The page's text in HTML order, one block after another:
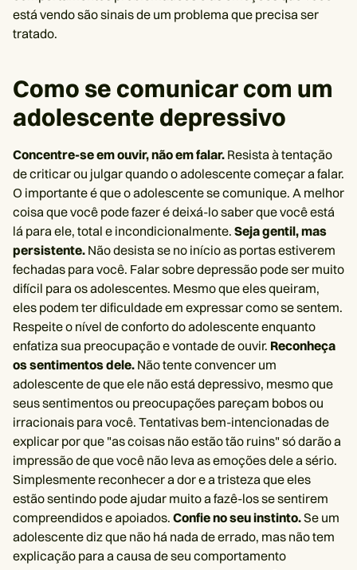
está vendo são sinais de um problema que precisa ser
tratado.
Como se comunicar com um
adolescente depressivo
Concentre-se em ouvir, não em falar. Resista à tentação
de criticar ou julgar quando o adolescente começar a falar.
O importante é que o adolescente se comunique. A melhor
coisa que você pode fazer é deixá-lo saber que você está
lá para ele, total e incondicionalmente. Seja gentil, mas
persistente. Não desista se no início as portas estiverem
fechadas para você. Falar sobre depressão pode ser muito
difícil para os adolescentes. Mesmo que eles queiram,
eles podem ter dificuldade em expressar como se sentem.
Respeite o nível de conforto do adolescente enquanto
enfatiza sua preocupação e vontade de ouvir. Reconheça
os sentimentos dele. Não tente convencer um
adolescente de que ele não está depressivo, mesmo que
seus sentimentos ou preocupações pareçam bobos ou
irracionais para você. Tentativas bem-intencionadas de
explicar por que "as coisas não estão tão ruins" só darão a
impressão de que você não leva as emoções dele a sério.
Simplesmente reconhecer a dor e a tristeza que eles
estão sentindo pode ajudar muito a fazê-los se sentirem
compreendidos e apoiados. Confie no seu instinto.Se um
adolescente diz que não há nada de errado, mas não tem
explicação para a causa de seu comportamento